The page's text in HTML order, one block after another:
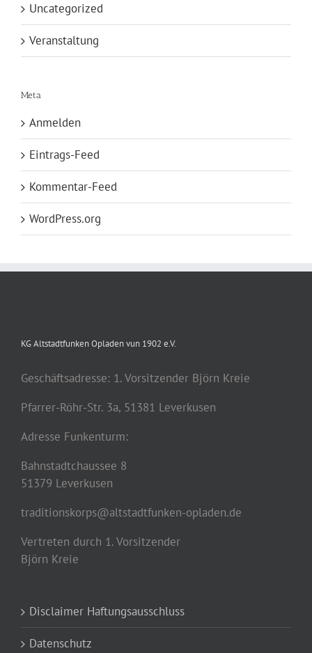
Uncategorized
Veranstaltung
Meta
Anmelden
Eintrags-Feed
Kommentar-Feed
WordPress.org
KG Altstadtfunken Opladen vun 1902 e.V.
Geschäftsadresse: 1. Vorsitzender Björn Kreie
Pfarrer-Röhr-Str. 3a, 51381 Leverkusen
Adresse Funkenturm:
Bahnstadtchaussee 8
51379 Leverkusen
traditionskorps@altstadtfunken-opladen.de
Vertreten durch 1. Vorsitzender
Björn Kreie
Disclaimer Haftungsausschluss
Datenschutz